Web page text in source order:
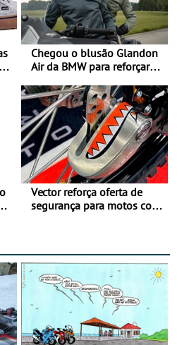
Chegou o blusão Glandon
Air da BMW para reforçar
verão
Vector reforça oferta de
segurança para motos com